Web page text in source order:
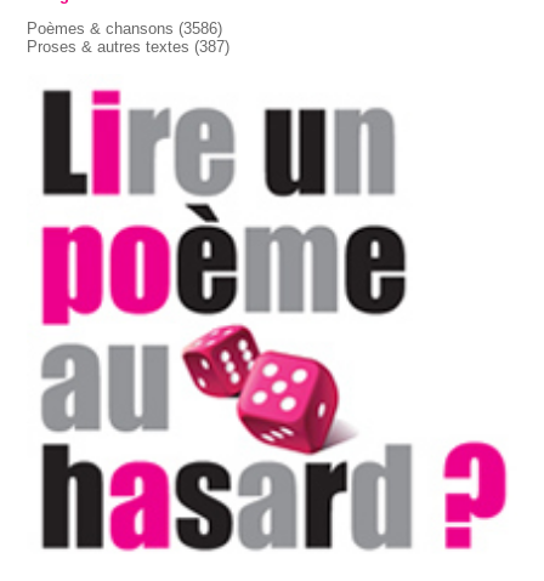
Poèmes & chansons (3586)
Proses & autres textes (387)